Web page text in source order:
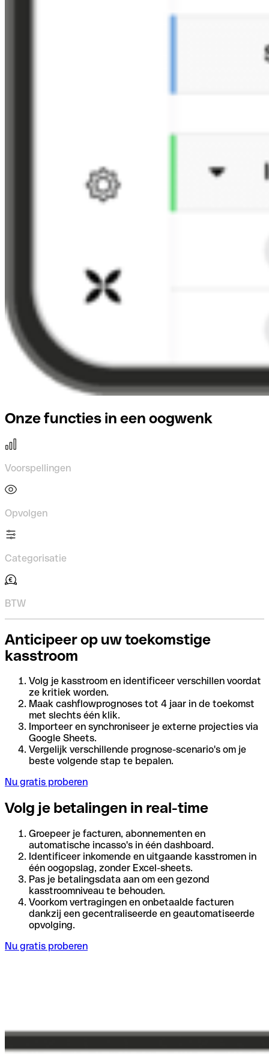
Onze functies in een oogwenk
Voorspellingen
Opvolgen
Categorisatie
BTW
Anticipeer op uw toekomstige
kasstroom
Volg je kasstroom en identificeer verschillen voordat
ze kritiek worden.
Maak cashflowprognoses tot 4 jaar in de toekomst
met slechts één klik.
Importeer en synchroniseer je externe projecties via
Google Sheets.
Vergelijk verschillende prognose-scenario's om je
beste volgende stap te bepalen.
Nu gratis proberen
Volg je betalingen in real-time
Groepeer je facturen, abonnementen en
automatische incasso's in één dashboard.
Identificeer inkomende en uitgaande kasstromen in
één oogopslag, zonder Excel-sheets.
Pas je betalingsdata aan om een gezond
kasstroomniveau te behouden.
Voorkom vertragingen en onbetaalde facturen
dankzij een gecentraliseerde en geautomatiseerde
opvolging.
Nu gratis proberen